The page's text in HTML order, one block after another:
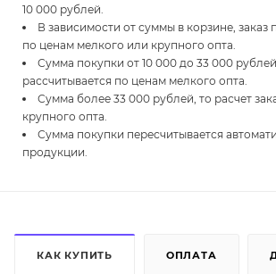
10 000 рублей.
В зависимости от суммы в корзине, заказ
по ценам мелкого или крупного опта.
Сумма покупки от 10 000 до 33 000
рассчитывается по ценам мелкого опта.
Сумма более 33 000 рублей, то расчет
крупного опта.
Сумма покупки пересчитывается
продукции.
КАК КУПИТЬ ОПЛАТА